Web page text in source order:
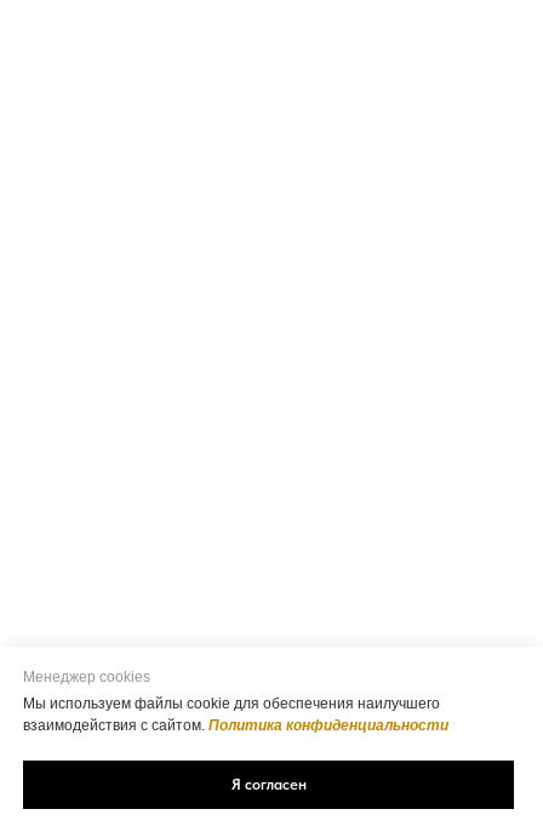
Менеджер cookies
Мы используем файлы cookie для обеспечения наилучшего
взаимодействия с сайтом. Политика конфиденциальности
Я согласен